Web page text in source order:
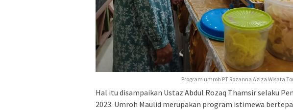
Program umroh PT Rozanna Aziza Wisata
Hal itu disampaikan Ustaz Abdul Rozaq Thamsir selaku
2023. Umroh Maulid merupakan program istimewa